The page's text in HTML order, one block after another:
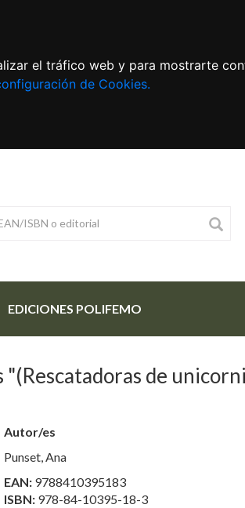
el tráfico web y para mostrarte
de Cookies.
EDICIONES POLIFEMO
"(Rescatadoras de
Autor/es
Punset, Ana
EAN: 9788410395183
ISBN: 978-84-10395-18-3